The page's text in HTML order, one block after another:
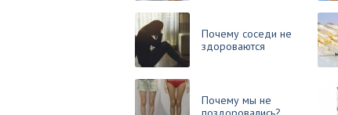
Почему соседи не
здороваются
Почему мы не